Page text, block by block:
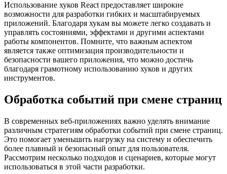
Использование хуков React предоставляет широкие
возможности для разработки гибких и масштабируемых
приложений. Благодаря хукам вы можете легко создавать и
управлять состояниями, эффектами и другими аспектами
работы компонентов. Помните, что важным аспектом
является также оптимизация производительности и
безопасности вашего приложения, что можно достичь
благодаря грамотному использованию хуков и других
инструментов.
Обработка событий при смене страниц
В современных веб-приложениях важно уделять внимание
различным стратегиям обработки событий при смене страниц.
Это помогает уменьшить нагрузку на систему и обеспечить
более плавный и безопасный опыт для пользователя.
Рассмотрим несколько подходов и сценариев, которые могут
использоваться в этой части разработки.